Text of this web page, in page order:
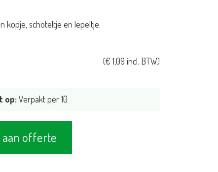
kopje, schoteltje en lepeltje.
(€ 1,09 incl. BTW)
op:Verpakt per 10
aan offerte